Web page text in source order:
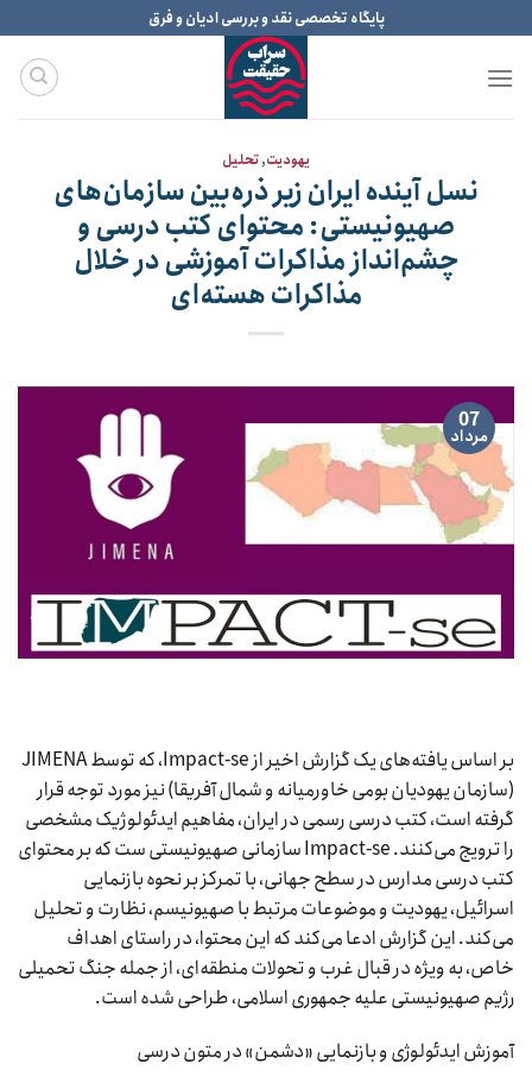
to
content
پایگاه تخصصی نقد و بررسی ادیان و فرق
یهودیت,تحلیل
نسل آینده ایران زیر ذره‌بین سازمان‌های
صهیونیستی: محتوای کتب درسی و
چشم‌انداز مذاکرات آموزشی در خلال
مذاکرات هسته‌ای
07
مرداد
بر اساس یافته‌های یک گزارش اخیر از Impact-se، که توسط JIMENA
(سازمان یهودیان بومی خاورمیانه و شمال آفریقا) نیز مورد توجه قرار
گرفته است، کتب درسی رسمی در ایران، مفاهیم ایدئولوژیک مشخصی
را ترویج می‌کنند. Impact-se سازمانی صهیونیستی ست که بر محتوای
کتب درسی مدارس در سطح جهانی، با تمرکز بر نحوه بازنمایی
اسرائیل، یهودیت و موضوعات مرتبط با صهیونیسم، نظارت و تحلیل
می‌کند. این گزارش ادعا می‌کند که این محتوا، در راستای اهداف
خاص، به ویژه در قبال غرب و تحولات منطقه‌ای، از جمله جنگ تحمیلی
رژیم صهیونیستی علیه جمهوری اسلامی، طراحی شده است.
آموزش ایدئولوژی و بازنمایی «دشمن» در متون درسی